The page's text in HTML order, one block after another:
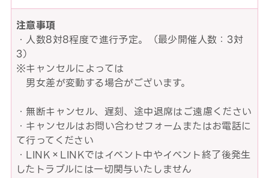
注意事項
・人数8対8程度で進行予定。（最少開催人数：3対
3）
※キャンセルによっては
男女差が変動する場合がございます。
・無断キャンセル、遅刻、途中退席はご遠慮ください
・キャンセルはお問い合わせフォームまたはお電話に
て行ってください
・LINK×LINKではイベント中やイベント終了後発生
したトラブルには一切関与いたしません